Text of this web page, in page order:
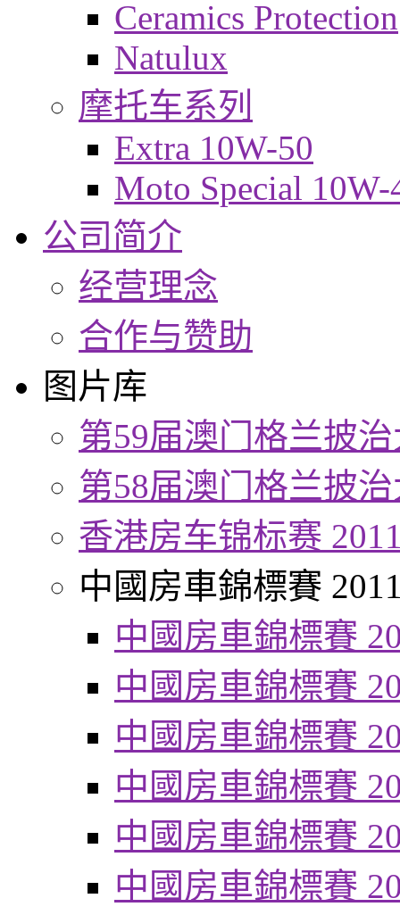
Ceramics Protection
Natulux
摩托车系列
Extra 10W-50
Moto Special 10W-
公司简介
经营理念
合作与赞助
图片库
第59届澳门格兰披
第58届澳门格兰披
香港房车锦标赛
中國房車錦標賽
中國房車錦標賽
中國房車錦標賽
中國房車錦標賽
中國房車錦標賽
中國房車錦標賽
中國房車錦標賽